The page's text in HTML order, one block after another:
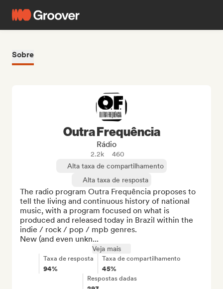
Sobre
Outra Frequência
Rádio
2.2k
460
Alta taxa de compartilhamento
Alta taxa de resposta
The radio program Outra Frequência proposes to
tell the living and continuous history of national
music, with a program focused on what is
produced and released today in Brazil within the
indie / rock / pop / mpb genres.
New (and even unkn...
Veja mais
Taxa de resposta
94%
Taxa de compartilhamento
45%
Respostas dadas